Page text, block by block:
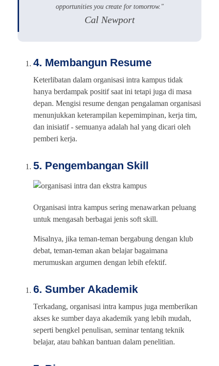
opportunities you create for tomorrow."
Cal Newport
4. Membangun Resume
Keterlibatan dalam organisasi intra kampus tidak
hanya berdampak positif saat ini tetapi juga di masa
depan. Mengisi resume dengan pengalaman organisasi
menunjukkan keterampilan kepemimpinan, kerja tim,
dan inisiatif - semuanya adalah hal yang dicari oleh
pemberi kerja.
5. Pengembangan Skill
Organisasi intra kampus sering menawarkan peluang
untuk mengasah berbagai jenis soft skill.
Misalnya, jika teman-teman bergabung dengan klub
debat, teman-teman akan belajar bagaimana
merumuskan argumen dengan lebih efektif.
6. Sumber Akademik
Terkadang, organisasi intra kampus juga memberikan
akses ke sumber daya akademik yang lebih mudah,
seperti bengkel penulisan, seminar tentang teknik
belajar, atau bahkan bantuan dalam penelitian.